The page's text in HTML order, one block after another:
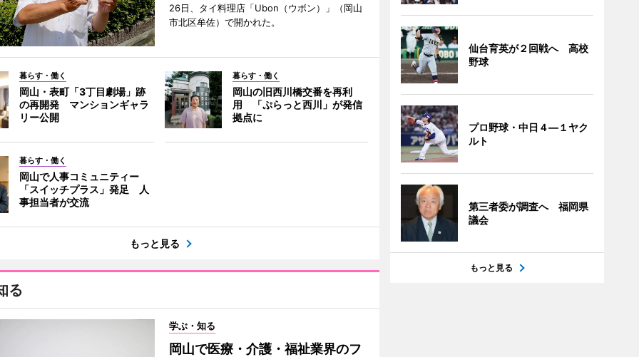
26日、タイ料理店「Ubon（ウボン）」（岡山
市北区牟佐）で開かれた。
暮らす・働く
岡山・表町「3丁目劇場」跡
の再開発 マンションギャラ
リー公開
暮らす・働く
岡山の旧西川橋交番を再利
用 「ぷらっと西川」が発信
拠点に
暮らす・働く
岡山で人事コミュニティー
「スイッチプラス」発足 人
事担当者が交流
もっと見る
る
学ぶ・知る
岡山で医療・介護・福祉業界のフ
仙台育英が２回戦へ 高校
野球
プロ野球・中日４―１ヤク
ルト
第三者委が調査へ 福岡県
議会
もっと見る